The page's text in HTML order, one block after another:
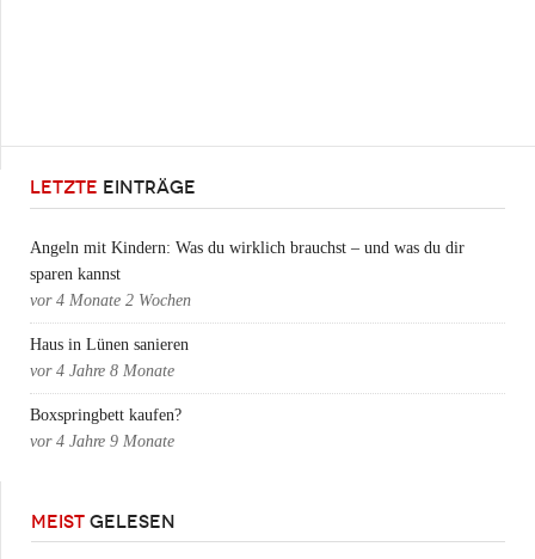
LETZTE EINTRÄGE
Angeln mit Kindern: Was du wirklich brauchst – und was du dir
sparen kannst
vor 4 Monate 2 Wochen
Haus in Lünen sanieren
vor 4 Jahre 8 Monate
Boxspringbett kaufen?
vor 4 Jahre 9 Monate
MEIST GELESEN